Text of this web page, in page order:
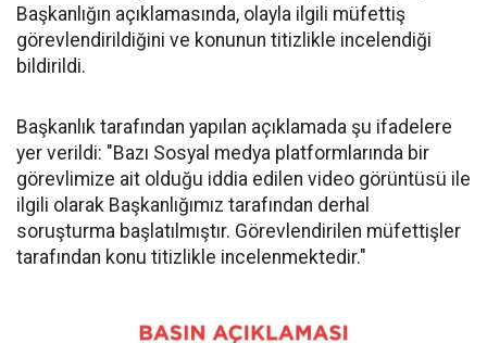
Başkanlığın açıklamasında, olayla ilgili müfettiş
görevlendirildiğini ve konunun titizlikle incelendiği
bildirildi.
Başkanlık tarafından yapılan açıklamada şu ifadelere
yer verildi: "Bazı Sosyal medya platformlarında bir
görevlimize ait olduğu iddia edilen video görüntüsü ile
ilgili olarak Başkanlığımız tarafından derhal
soruşturma başlatılmıştır. Görevlendirilen müfettişler
tarafından konu titizlikle incelenmektedir."